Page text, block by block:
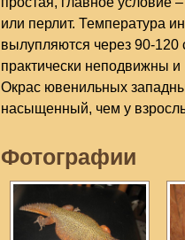
или перлит. Температура
вылупляются через 90-
практически неподвижны и
Окрас ювенильных
насыщенный, чем у
Фотографии